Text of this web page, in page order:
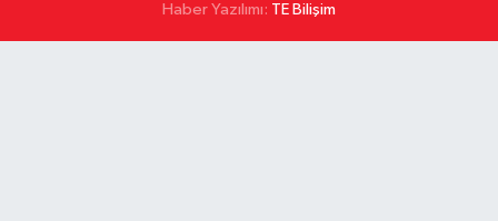
Haber Yazılımı: TE Bilişim